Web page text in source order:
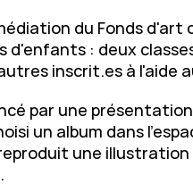
du Fonds
: deux
inscrit.es à l'aide
par une
un album dans
une